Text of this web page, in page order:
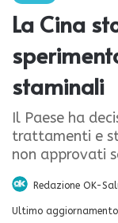
La Cina
staminali
Il Paese ha
trattamenti e
non approvati
Redazione OK-
Ultimo